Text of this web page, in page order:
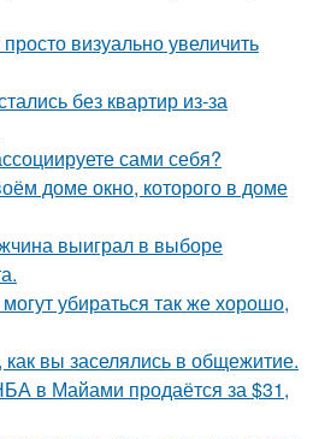
визуально увеличить
без квартир из-за
сами себя?
доме окно, которого в доме
выиграл в выборе
убираться так же хорошо,
вы заселялись в общежитие.
в Майами продаётся за $31,